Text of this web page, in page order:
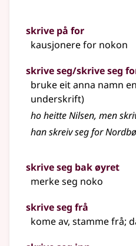
skrive på for
kausjonere for nokon
skrive seg/skrive seg
bruke eit anna namn
underskrift)
ho heitte Nilsen, men
han skreiv seg for Nordbø
skrive seg bak øyret
merke seg noko
skrive seg frå
kome av, stamme frå;